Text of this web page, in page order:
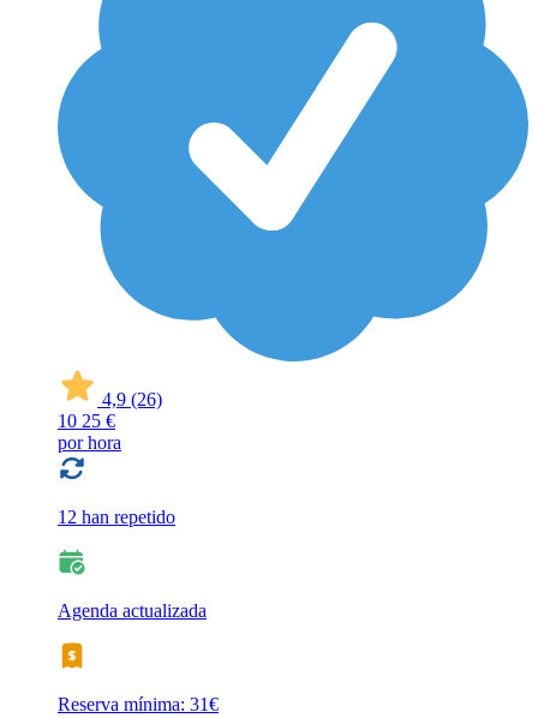
4,9 (26)
10 25 €
por hora
12 han repetido
Agenda actualizada
Reserva mínima: 31€